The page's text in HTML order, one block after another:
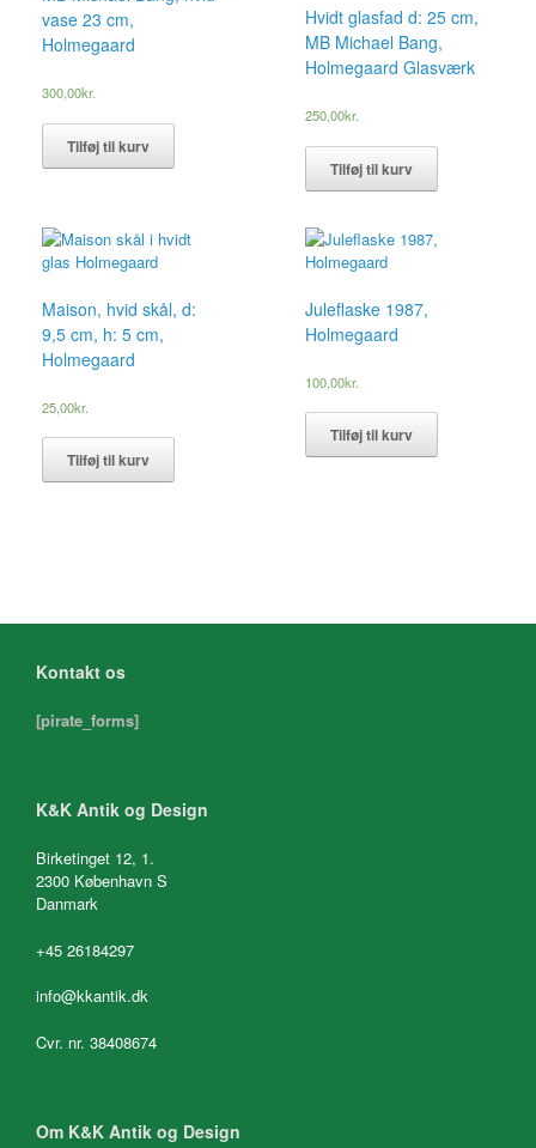
vase 23 cm,
Holmegaard
300,00kr.
Tilføj til kurv
Hvidt glasfad d: 25 cm,
MB Michael Bang,
Holmegaard Glasværk
250,00kr.
Tilføj til kurv
Maison, hvid skål, d:
9,5 cm, h: 5 cm,
Holmegaard
25,00kr.
Tilføj til kurv
Juleflaske 1987,
Holmegaard
100,00kr.
Tilføj til kurv
Kontakt os
[pirate_forms]
K&K Antik og Design
Birketinget 12, 1.
2300 København S
Danmark
+45 26184297
info@kkantik.dk
Cvr. nr. 38408674
Om K&K Antik og Design